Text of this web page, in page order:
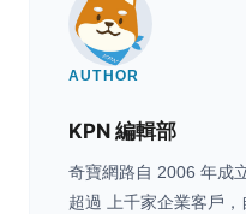
AUTHOR
KPN 編輯部
奇寶網路自 2006 年成
超過 上千家企業客戶